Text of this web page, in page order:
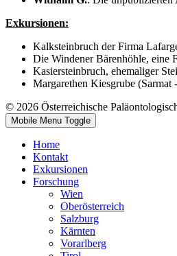
Exkursionen:
Kalksteinbruch der Firma
Die Windener Bärenhöhle, eine
Kasiersteinbruch, ehemaliger
Margarethen Kiesgrube
© 2026 Österreichische
Mobile Menu Toggle
Home
Kontakt
Exkursionen
Forschung
Wien
Oberösterreich
Salzburg
Kärnten
Vorarlberg